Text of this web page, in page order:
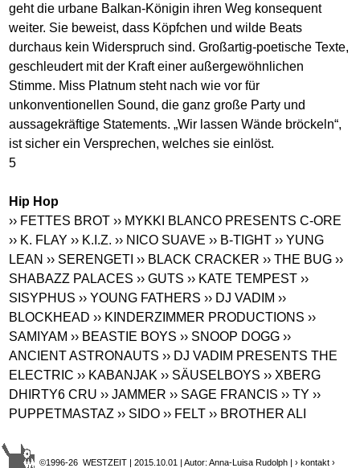
geht die urbane Balkan-Königin ihren Weg konsequent
weiter. Sie beweist, dass Köpfchen und wilde Beats
durchaus kein Widerspruch sind. Großartig-poetische Texte,
geschleudert mit der Kraft einer außergewöhnlichen
Stimme. Miss Platnum steht nach wie vor für
unkonventionellen Sound, die ganz große Party und
aussagekräftige Statements. „Wir lassen Wände bröckeln“,
ist sicher ein Versprechen, welches sie einlöst.
5
Hip Hop
›› FETTES BROT ›› MYKKI BLANCO PRESENTS C-ORE
›› K. FLAY ›› K.I.Z. ›› NICO SUAVE ›› B-TIGHT ›› YUNG
LEAN ›› SERENGETI ›› BLACK CRACKER ›› THE BUG ››
SHABAZZ PALACES ›› GUTS ›› KATE TEMPEST ››
SISYPHUS ›› YOUNG FATHERS ›› DJ VADIM ››
BLOCKHEAD ›› KINDERZIMMER PRODUCTIONS ››
SAMIYAM ›› BEASTIE BOYS ›› SNOOP DOGG ››
ANCIENT ASTRONAUTS ›› DJ VADIM PRESENTS THE
ELECTRIC ›› KABANJAK ›› SÄUSELBOYS ›› XBERG
DHIRTY6 CRU ›› JAMMER ›› SAGE FRANCIS ›› TY ››
PUPPETMASTAZ ›› SIDO ›› FELT ›› BROTHER ALI
©1996-26 WESTZEIT | 2015.10.01 | Autor: Anna-Luisa Rudolph |› kontakt ›